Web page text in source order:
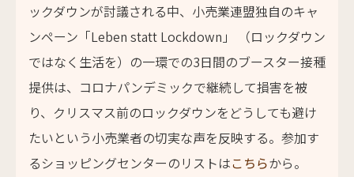
ックダウンが討議される中、小売業連盟独自のキャ
ンペーン「Leben statt Lockdown」 （ロックダウン
ではなく生活を）の一環での3日間のブースター接種
提供は、コロナパンデミックで継続して損害を被
り、クリスマス前のロックダウンをどうしても避け
たいという小売業者の切実な声を反映する。参加す
るショッピングセンターのリストはこちらから。